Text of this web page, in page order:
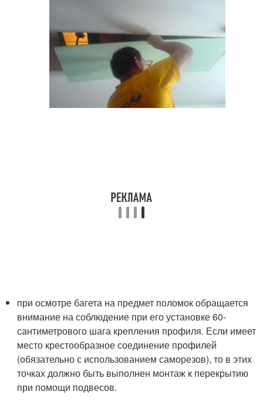
при осмотре багета на предмет поломок обращается
внимание на соблюдение при его установке 60-
сантиметрового шага крепления профиля. Если имеет
место крестообразное соединение профилей
(обязательно с использованием саморезов), то в этих
точках должно быть выполнен монтаж к перекрытию
при помощи подвесов.